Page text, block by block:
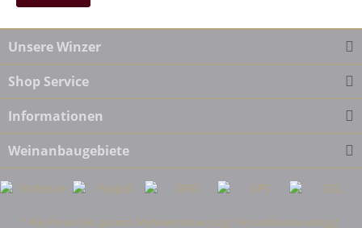
Unsere Winzer
Shop Service
Informationen
Weinanbaugebiete
* Alle Preise inkl. gesetzl. Mehrwertsteuer zzgl. Versandkosten und ggf.